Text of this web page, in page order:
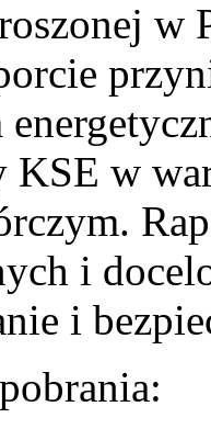
w
KSE w
i
i